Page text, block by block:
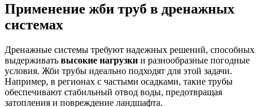
Применение жби труб в дренажных
системах
Дренажные системы требуют надежных решений, способных
выдерживать высокие нагрузки и разнообразные погодные
условия. Жби трубы идеально подходят для этой задачи.
Например, в регионах с частыми осадками, такие трубы
обеспечивают стабильный отвод воды, предотвращая
затопления и повреждение ландшафта.